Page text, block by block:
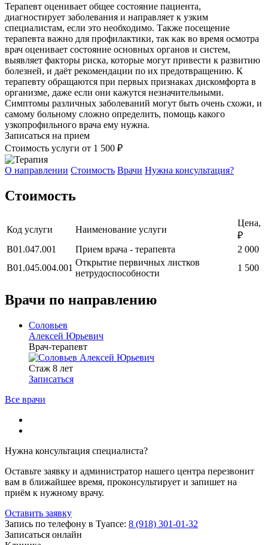
Терапевт оценивает общее состояние пациента,
диагностирует заболевания и направляет к узким
специалистам, если это необходимо. Также посещение
терапевта важно для профилактики, так как во время осмотра
врач оценивает состояние основных органов и систем,
выявляет факторы риска, которые могут привести к развитию
болезней, и даёт рекомендации по их предотвращению. К
терапевту обращаются при первых признаках дискомфорта в
организме, даже если они кажутся незначительными.
Симптомы различных заболеваний могут быть очень схожи, и
самому больному сложно определить, помощь какого
узкопрофильного врача ему нужна.
Записаться на прием
Стоимость услуги от 1 500 ₽
О направлении Стоимость Врачи Нужна консультация?
Стоимость
Код услуги Наименование услуги
Цена,
₽
В01.047.001
Прием врача - терапевта
2 000
В01.045.004.001
Открытие первичных листков
нетрудоспособности
1 500
Врачи по направлению
Соловьев
Алексей Юрьевич
Врач-терапевт
Стаж 8 лет
Записаться
Все врачи
Нужна консультация специалиста?
Оставьте заявку и администратор нашего центра перезвонит
вам в ближайшее время, проконсультирует и запишет на
приём к нужному врачу.
Оставить заявку
Запись по телефону в Туапсе: 8 (918) 301-01-32
Записаться онлайн